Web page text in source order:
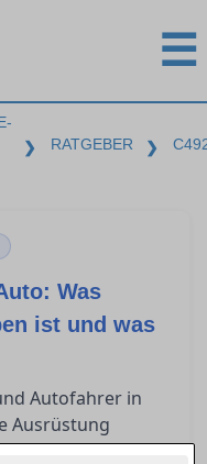
☰
❯ RATGEBER ❯
Was
ist und was
Autofahrer in
Ausrüstung
die kalte